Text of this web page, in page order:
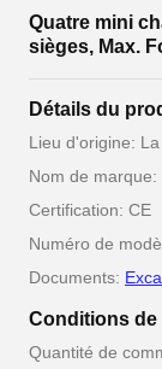
Quatre mini
sièges, Max.
Détails du
Lieu d'origine:
Nom de marque:
Certification: CE
Numéro de
Documents:
Conditions de
Quantité de